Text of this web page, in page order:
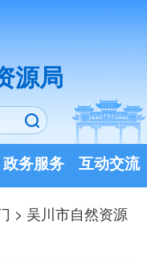
源局
政务服务 互动交流
> 吴川市自然资源